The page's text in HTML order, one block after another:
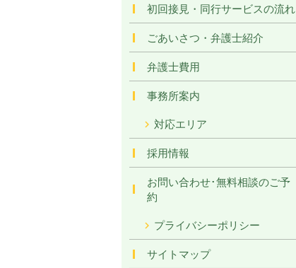
初回接見・同行サービスの流れ
ごあいさつ・弁護士紹介
弁護士費用
事務所案内
対応エリア
採用情報
お問い合わせ･無料相談のご予
約
プライバシーポリシー
サイトマップ